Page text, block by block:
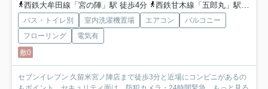
西鉄大牟田線「宮の陣」駅 徒歩4分
西鉄甘木線「五郎丸」駅 徒歩11分
バス・トイレ別 室内洗濯機置場 エアコン
バルコニー
フローリング
電気有
敷0
セブンイレブン 久留米宮ノ陣店まで徒歩3分と近場にコンビニがあるの